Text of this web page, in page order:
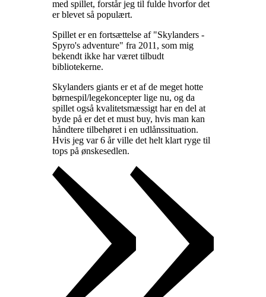
med spillet, forstår jeg til fulde hvorfor det
er blevet så populært.
Spillet er en fortsættelse af "Skylanders -
Spyro's adventure" fra 2011, som mig
bekendt ikke har været tilbudt
bibliotekerne.
Skylanders giants er et af de meget hotte
børnespil/legekoncepter lige nu, og da
spillet også kvalitetsmæssigt har en del at
byde på er det et must buy, hvis man kan
håndtere tilbehøret i en udlånssituation.
Hvis jeg var 6 år ville det helt klart ryge til
tops på ønskesedlen.